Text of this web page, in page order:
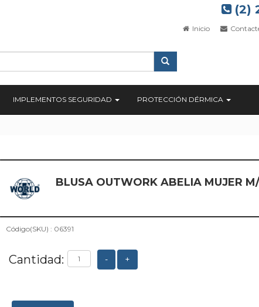
(2)
Inicio
IMPLEMENTOS SEGURIDAD PROTECCIÓN DÉRMICA
BLUSA OUTWORK ABELIA MUJER
Código(SKU) : 06391
Cantidad: - +